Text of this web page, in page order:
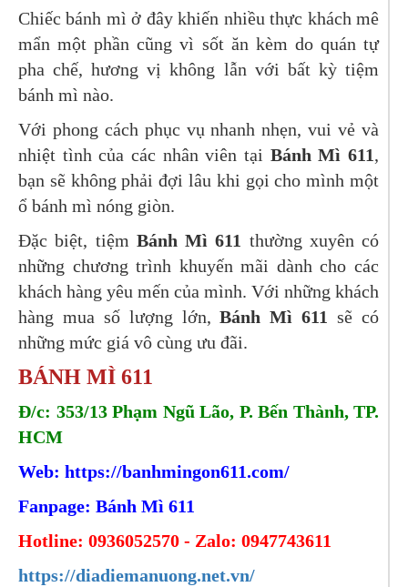
Chiếc bánh mì ở đây khiến nhiều thực khách mê
mẩn một phần cũng vì sốt ăn kèm do quán tự
pha chế, hương vị không lẫn với bất kỳ tiệm
bánh mì nào.
Với phong cách phục vụ nhanh nhẹn, vui vẻ và
nhiệt tình của các nhân viên tại Bánh Mì 611,
bạn sẽ không phải đợi lâu khi gọi cho mình một
ổ bánh mì nóng giòn.
Đặc biệt, tiệm Bánh Mì 611 thường xuyên có
những chương trình khuyến mãi dành cho các
khách hàng yêu mến của mình. Với những khách
hàng mua số lượng lớn,Bánh Mì 611 sẽ có
những mức giá vô cùng ưu đãi.
BÁNH MÌ 611
Đ/c: 353/13 Phạm Ngũ Lão, P. Bến Thành, TP.
HCM
Web: https://banhmingon611.com/
Fanpage: Bánh Mì 611
Hotline: 0936052570 - Zalo: 0947743611
https://diadiemanuong.net.vn/